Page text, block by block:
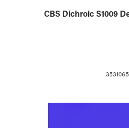
CBS Dichroic S1009
3531065